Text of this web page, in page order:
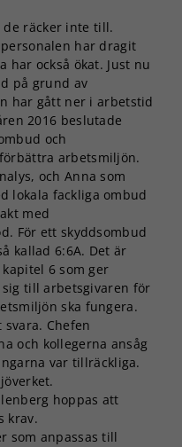
de räcker inte till.
har dragit
har också ökat. Just nu
på grund av
har gått ner i arbetstid
2016 beslutade
och
arbetsmiljön.
och Anna som
lokala fackliga ombud
med
För ett skyddsombud
kallad 6:6A. Det är
6 som ger
till arbetsgivaren för
ska fungera.
Chefen
och kollegerna ansåg
var tillräckliga.
hoppas att
krav.
som anpassas till